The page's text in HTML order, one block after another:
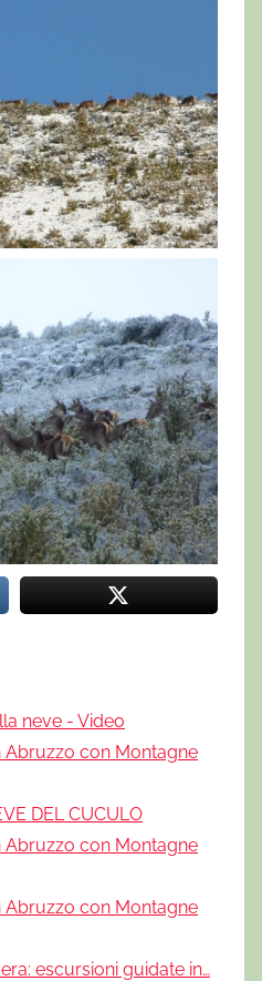
neve - Video
Abruzzo con Montagne
DEL CUCULO
Abruzzo con Montagne
Abruzzo con Montagne
escursioni guidate in…